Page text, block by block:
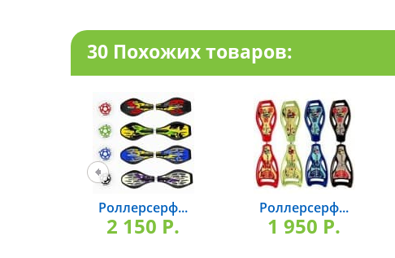
30 Похожих товаров:
Роллерсерф...
2 150 P.
Роллерсерф...
1 950 P.